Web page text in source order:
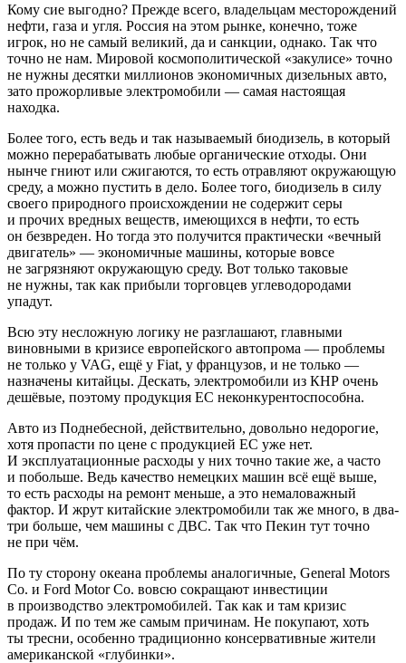
Кому сие выгодно? Прежде всего, владельцам месторождений
нефти, газа и угля. Россия на этом рынке, конечно, тоже
игрок, но не самый великий, да и санкции, однако. Так что
точно не нам. Мировой космополитической «закулисе» точно
не нужны десятки миллионов экономичных дизельных авто,
зато прожорливые электромобили — самая настоящая
находка.
Более того, есть ведь и так называемый биодизель, в который
можно перерабатывать любые органические отходы. Они
нынче гниют или сжигаются, то есть отравляют окружающую
среду, а можно пустить в дело. Более того, биодизель в силу
своего природного происхождении не содержит серы
и прочих вредных веществ, имеющихся в нефти, то есть
он безвреден. Но тогда это получится практически «вечный
двигатель» — экономичные машины, которые вовсе
не загрязняют окружающую среду. Вот только таковые
не нужны, так как прибыли торговцев углеводородами
упадут.
Всю эту несложную логику не разглашают, главными
виновными в кризисе европейского автопрома — проблемы
не только у VAG, ещё у Fiat, у французов, и не только —
назначены китайцы. Дескать, электромобили из КНР очень
дешёвые, поэтому продукция ЕС неконкурентоспособна.
Авто из Поднебесной, действительно, довольно недорогие,
хотя пропасти по цене с продукцией ЕС уже нет.
И эксплуатационные расходы у них точно такие же, а часто
и побольше. Ведь качество немецких машин всё ещё выше,
то есть расходы на ремонт меньше, а это немаловажный
фактор. И жрут китайские электромобили так же много, в два-
три больше, чем машины с ДВС. Так что Пекин тут точно
не при чём.
По ту сторону океана проблемы аналогичные, General Motors
Co. и Ford Motor Co. вовсю сокращают инвестиции
в производство электромобилей. Так как и там кризис
продаж. И по тем же самым причинам. Не покупают, хоть
ты тресни, особенно традиционно консервативные жители
американской «глубинки».